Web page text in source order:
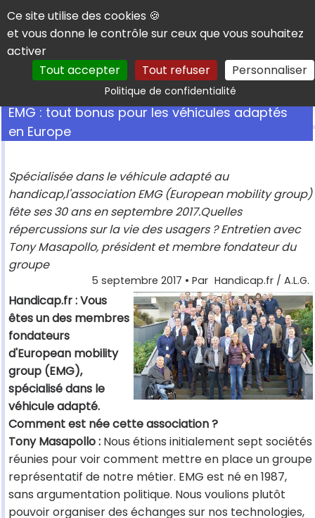
Panneau de gestion des cookies
Ce site utilise des cookies 🍪
et vous donne le contrôle sur ceux que vous souhaitez
activer
Tout accepter
Tout refuser Personnaliser
Politique de confidentialitéRechercher
EMG : tout bonus pour les véhicules adaptés
en Europe
Spécialisée dans le véhicule adapté au
handicap,l'association EMG (European mobility group)
fête ses 30 ans en septembre 2017.Quelles
répercussions sur la vie des usagers ? Entretien avec
Tony Masapollo, président et membre fondateur du
groupe
5 septembre 2017 • Par Handicap.fr / A.L.G.
Handicap.fr : Vous
êtes un des membres
fondateurs
d'European mobility
group (EMG),
spécialisé dans le
véhicule adapté.
Comment est née cette association ?
Tony Masapollo : Nous étions initialement sept sociétés
réunies pour voir comment mettre en place un groupe
représentatif de notre métier. EMG est né en 1987,
sans argumentation politique. Nous voulions plutôt
pouvoir organiser des échanges sur nos technologies,